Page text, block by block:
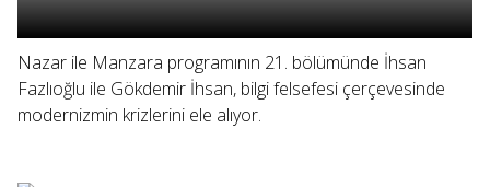
Nazar ile Manzara programının 21. bölümünde İhsan
Fazlıoğlu ile Gökdemir İhsan, bilgi felsefesi çerçevesinde
modernizmin krizlerini ele alıyor.